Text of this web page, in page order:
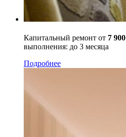
Капитальный ремонт от 7 900
выполнения: до 3 месяца
Подробнее